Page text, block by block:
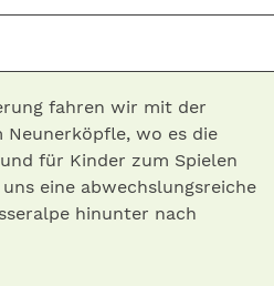
fahren wir mit der
Neunerköpfle, wo es die
für Kinder zum Spielen
eine abwechslungsreiche
hinunter nach